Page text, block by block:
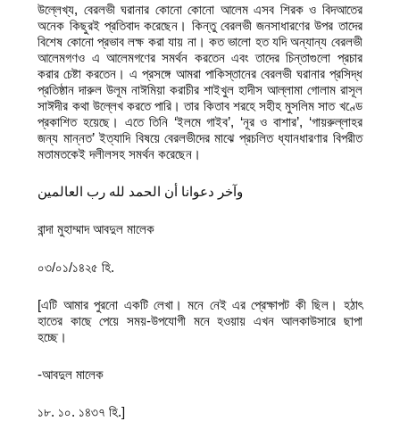
উল্লেখ্য, বেরলভী ঘরানার কোনো কোনো আলেম এসব শিরক ও বিদআতের
অনেক কিছুরই প্রতিবাদ করেছেন। কিন্তু বেরলভী জনসাধারণের উপর তাদের
বিশেষ কোনো প্রভাব লক্ষ করা যায় না। কত ভালো হত যদি অন্যান্য বেরলভী
আলেমগণও এ আলেমগণের সমর্থন করতেন এবং তাদের চিন্তাগুলো প্রচার
করার চেষ্টা করতেন। এ প্রসঙ্গে আমরা পাকিস্তানের বেরলভী ঘরানার প্রসিদ্ধ
প্রতিষ্ঠান দারুল উলূম নাঈমিয়া করাচীর শাইখুল হাদীস আল্লামা গোলাম রাসূল
সাঈদীর কথা উল্লেখ করতে পারি। তার কিতাব শরহে সহীহ মুসলিম সাত খণ্ডে
প্রকাশিত হয়েছে। এতে তিনি ‘ইলমে গাইব’, ‘নূর ও বাশার’, ‘গায়রুল্লাহর
জন্য মান্নত’ ইত্যাদি বিষয়ে বেরলভীদের মাঝে প্রচলিত ধ্যানধারণার বিপরীত
মতামতকেই দলীলসহ সমর্থন করেছেন।
وآخر دعوانا أن الحمد لله رب العالمين
বান্দা মুহাম্মাদ আবদুল মালেক
০৩/০১/১৪২৫ হি.
[এটি আমার পুরনো একটি লেখা। মনে নেই এর প্রেক্ষাপট কী ছিল। হঠাৎ
হাতের কাছে পেয়ে সময়-উপযোগী মনে হওয়ায় এখন আলকাউসারে ছাপা
হচ্ছে।
-আবদুল মালেক
১৮. ১০. ১৪৩৭ হি.]